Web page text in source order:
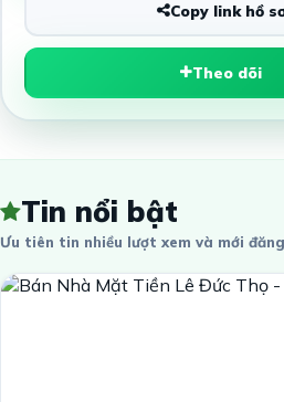
Copy link hồ
Theo dõi
Tin nổi bật
Ưu tiên tin nhiều lượt xem và mới đăng